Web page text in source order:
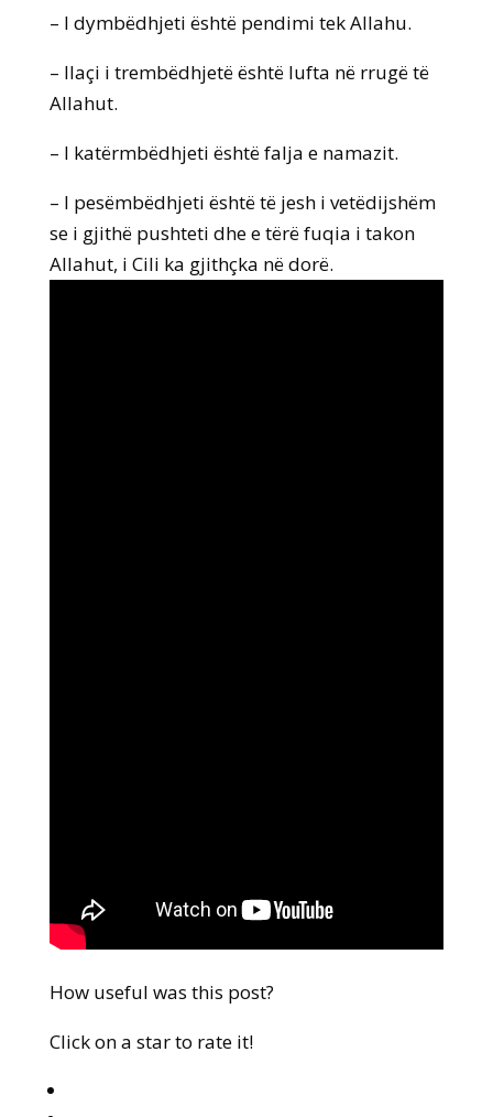
– I dymbëdhjeti është pendimi tek Allahu.
– Ilaçi i trembëdhjetë është lufta në rrugë të
Allahut.
– I katërmbëdhjeti është falja e namazit.
– I pesëmbëdhjeti është të jesh i vetëdijshëm
se i gjithë pushteti dhe e tërë fuqia i takon
Allahut, i Cili ka gjithçka në dorë.
How useful was this post?
Click on a star to rate it!